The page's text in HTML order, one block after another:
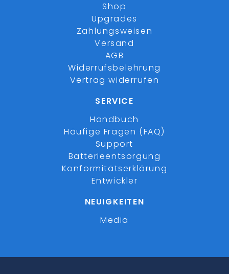
Shop
Upgrades
Zahlungsweisen
Versand
AGB
Widerrufsbelehrung
Vertrag widerrufen
SERVICE
Handbuch
Häufige Fragen (FAQ)
Support
Batterieentsorgung
Konformitätserklärung
Entwickler
NEUIGKEITEN
Media